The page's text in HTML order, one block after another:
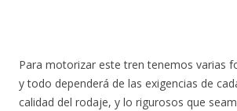
Para motorizar este tren tenemos varias
y todo dependerá de las exigencias de
calidad del rodaje, y lo rigurosos que